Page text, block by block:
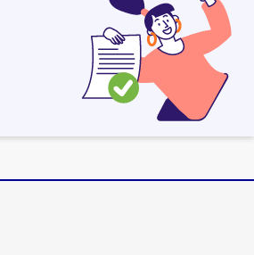
liens du site